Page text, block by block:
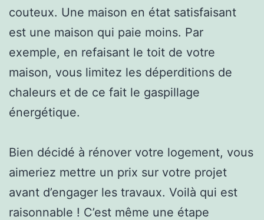
couteux. Une maison en état satisfaisant
est une maison qui paie moins. Par
exemple, en refaisant le toit de votre
maison, vous limitez les déperditions de
chaleurs et de ce fait le gaspillage
énergétique.
Bien décidé à rénover votre logement, vous
aimeriez mettre un prix sur votre projet
avant d’engager les travaux. Voilà qui est
raisonnable ! C’est même une étape